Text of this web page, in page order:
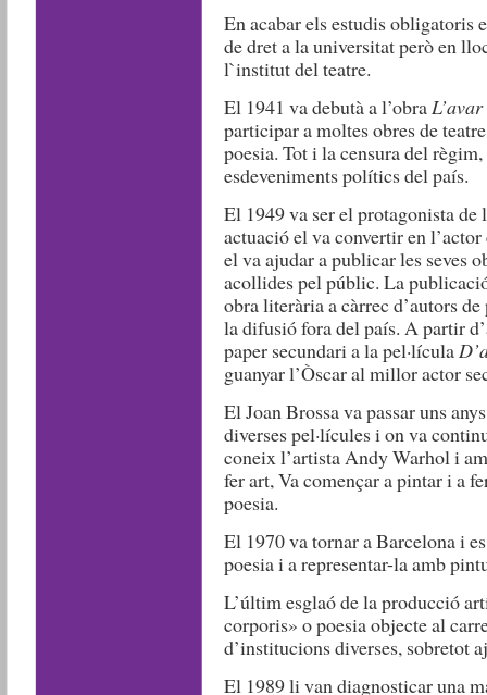
En acabar els estudis obligatoris
de dret a la universitat però en
l`institut del teatre.
El 1941 va debutà a l’obraL’avar
participar a moltes obres de
poesia. Tot i la censura del
esdeveniments polítics del país.
El 1949 va ser el protagonista de
actuació el va convertir en
el va ajudar a publicar les seves
acollides pel públic. La
obra literària a càrrec d’autors
la difusió fora del país. A partir
paper secundari a la pel·lícula
guanyar l’Òscar al millor actor
El Joan Brossa va passar uns
diverses pel·lícules i on va
coneix l’artista Andy Warhol i
fer art, Va començar a pintar i a
poesia.
El 1970 va tornar a Barcelona i
poesia i a representar-la amb
L’últim esglaó de la producció
corporis» o poesia objecte al
d’institucions diverses, sobretot
El 1989 li van diagnosticar una